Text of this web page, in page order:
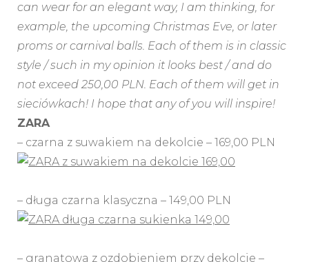
can wear for an elegant way, I am thinking, for
example, the upcoming Christmas Eve, or later
proms or carnival balls. Each of them is in classic
style / such in my opinion it looks best / and do
not exceed 250,00 PLN. Each of them will get in
sieciówkach! I hope that any of you will inspire!
ZARA
– czarna z suwakiem na dekolcie – 169,00 PLN
– długa czarna klasyczna – 149,00 PLN
– granatowa z ozdobieniem przy dekolcie –